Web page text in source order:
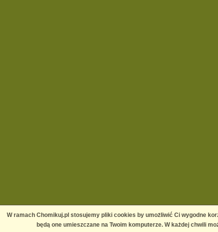
W ramach Chomikuj.pl stosujemy pliki cookies by umożliwić Ci wygodne
będą one umieszczane na Twoim komputerze. W każdej chwili